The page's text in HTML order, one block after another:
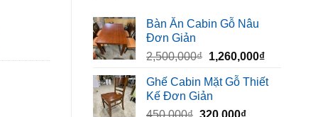
Bàn Ăn Cabin Gỗ Nâu
Đơn Giản
2,500,000₫ Giá
là:
2,500,000₫.
1,260,000₫Giá
tại
Ghế Cabin Mặt Gỗ Thiết
Kế Đơn Giản
450,000₫ Giá
320,000₫Giá